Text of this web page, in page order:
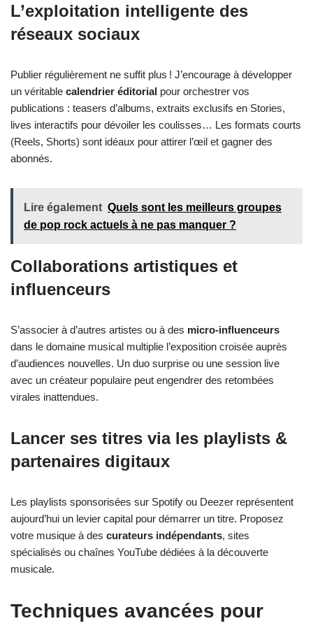
L’exploitation intelligente des
réseaux sociaux
Publier régulièrement ne suffit plus ! J’encourage à développer
un véritable calendrier éditorial pour orchestrer vos
publications : teasers d’albums, extraits exclusifs en Stories,
lives interactifs pour dévoiler les coulisses… Les formats courts
(Reels, Shorts) sont idéaux pour attirer l’œil et gagner des
abonnés.
Lire également Quels sont les meilleurs groupes
de pop rock actuels à ne pas manquer ?
Collaborations artistiques et
influenceurs
S’associer à d’autres artistes ou à des micro-influenceurs
dans le domaine musical multiplie l’exposition croisée auprès
d’audiences nouvelles. Un duo surprise ou une session live
avec un créateur populaire peut engendrer des retombées
virales inattendues.
Lancer ses titres via les playlists &
partenaires digitaux
Les playlists sponsorisées sur Spotify ou Deezer représentent
aujourd’hui un levier capital pour démarrer un titre. Proposez
votre musique à des curateurs indépendants, sites
spécialisés ou chaînes YouTube dédiées à la découverte
musicale.
Techniques avancées pour